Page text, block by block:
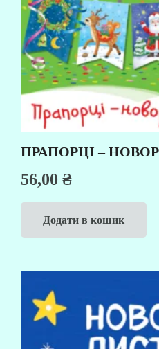
ПРАПОРЦІ –
56,00 ₴
Додати в кошик